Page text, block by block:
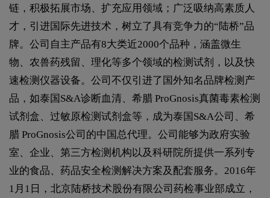
链，积极拓展市场、扩充应用领域；广泛吸纳高素质人
才，引进国际先进技术，树立了具有竞争力的“陆桥”品
牌。公司自主产品有8大类近2000个品种，涵盖微生
物、农兽药残留、理化等多个领域的检测试剂，以及快
速检测仪器设备。公司不仅引进了国外知名品牌检测产
品，如泰国S&A诊断血清、希腊 ProGnosis真菌毒素检测
试剂盒、过敏原检测试剂盒等，成为泰国S&A公司、希
腊 ProGnosis公司的中国总代理。公司能够为政府实验
室、企业、第三方检测机构以及科研院所提供一系列专
业的食品、药品安全检测解决方案及配套服务。2016年
1月1日，北京陆桥技术股份有限公司药检事业部成立，